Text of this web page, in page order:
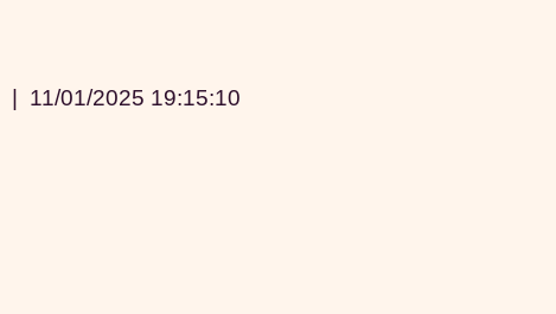
| 11/01/2025 19:15:10